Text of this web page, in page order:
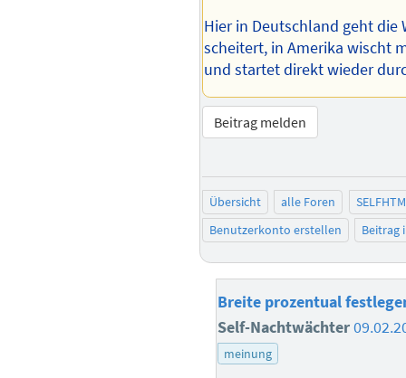
Hier in Deutschland geht die
scheitert, in Amerika wischt
und startet direkt wieder
Beitrag melden
Übersicht alle Foren
Benutzerkonto erstellen
Beitrag
Breite prozentual
Self-Nachtwächter
meinung